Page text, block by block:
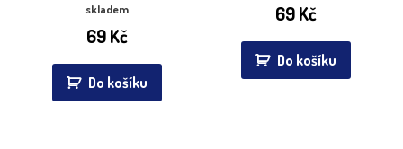
skladem
69Kč
Do košíku
69Kč
Do košíku